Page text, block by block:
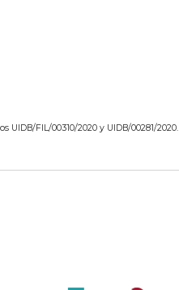
UIDB/FIL/00310/2020 y UIDB/00281/2020.